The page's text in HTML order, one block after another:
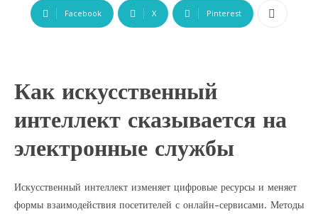
Facebook X Pinterest
Как искусственный
интеллект сказывается на
электронные службы
Искусственный интеллект изменяет цифровые ресурсы и меняет
формы взаимодействия посетителей с онлайн-сервисами. Методы